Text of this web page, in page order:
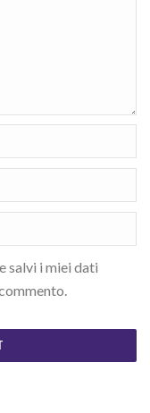
salvi i miei dati